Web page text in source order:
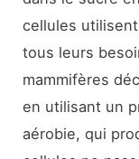
cellules
tous leurs
mammifères
en utilisant un
aérobie, qui